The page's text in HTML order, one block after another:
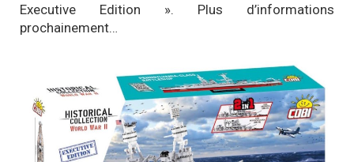
Executive Edition ». Plus d’informations
prochainement…